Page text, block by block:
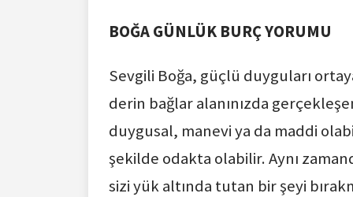
BOĞA GÜNLÜK BURÇ YORUMU
Sevgili Boğa, güçlü duyguları
derin bağlar alanınızda
duygusal, manevi ya da maddi
şekilde odakta olabilir. Aynı
sizi yük altında tutan bir şeyi